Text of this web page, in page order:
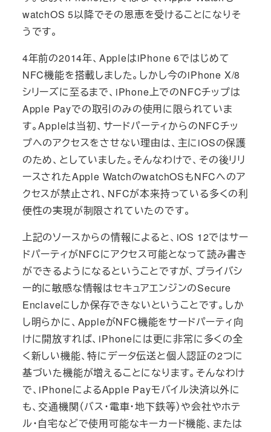
watchOS 5以降でその恩恵を受けることになりそ
うです。
4年前の2014年、AppleはiPhone 6ではじめて
NFC機能を搭載しました。しかし今のiPhone X/8
シリーズに至るまで、iPhone上でのNFCチップは
Apple Payでの取引のみの使用に限られていま
す。Appleは当初、サードパーティからのNFCチッ
プへのアクセスをさせない理由は、主にiOSの保護
のため、としていました。そんなわけで、その後リリ
ースされたApple WatchのwatchOSもNFCへのア
クセスが禁止され、NFCが本来持っている多くの利
便性の実現が制限されていたのです。
上記のソースからの情報によると、iOS 12ではサー
ドパーティがNFCにアクセス可能となって読み書き
ができるようになるということですが、プライバシ
ー的に敏感な情報はセキュアエンジンのSecure
Enclaveにしか保存できないということです。しか
し明らかに、AppleがNFC機能をサードパーティ向
けに開放すれば、iPhoneには更に非常に多くの全
く新しい機能、特にデータ伝送と個人認証の2つに
基づいた機能が増えることになります。そんなわけ
で、iPhoneによるApple Payモバイル決済以外に
も、交通機関（バス・電車・地下鉄等）や会社やホテ
ル・自宅などで使用可能なキーカード機能、または